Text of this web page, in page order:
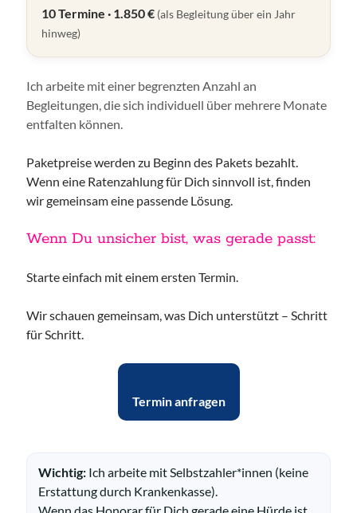
Deutscher Gebärdensprache
14:00
Suchen
10 Termine · 1.850 € (als Begleitung über ein Jahr
hinweg)
Ich arbeite mit einer begrenzten Anzahl an
Begleitungen, die sich individuell über mehrere Monate
entfalten können.
Paketpreise werden zu Beginn des Pakets bezahlt.
Wenn eine Ratenzahlung für Dich sinnvoll ist, finden
wir gemeinsam eine passende Lösung.
Wenn Du unsicher bist, was gerade passt:
Starte einfach mit einem ersten Termin.
Wir schauen gemeinsam, was Dich unterstützt – Schritt
für Schritt.
Termin anfragen
Wichtig: Ich arbeite mit Selbstzahler*innen (keine
Erstattung durch Krankenkasse).